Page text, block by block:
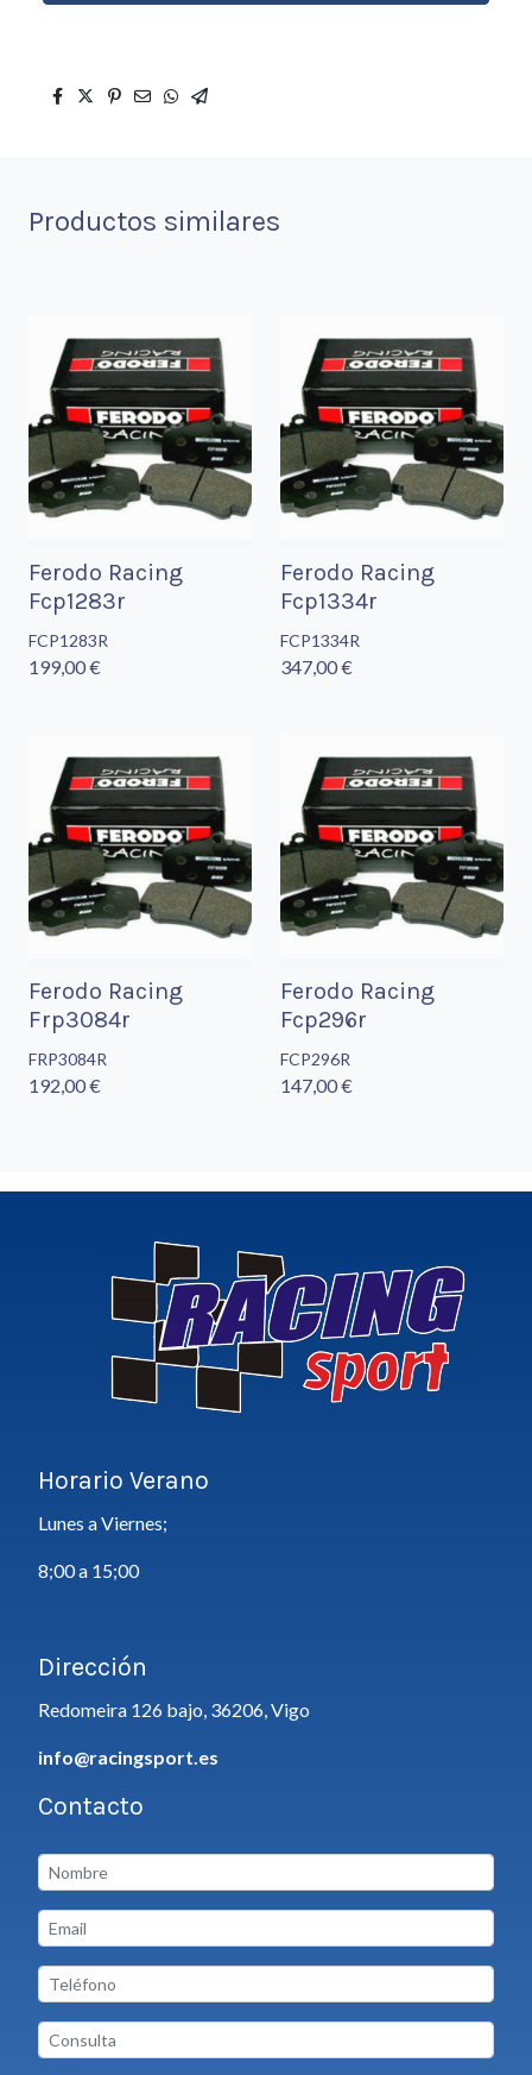
Productos similares
Ferodo Racing
Fcp1283r
FCP1283R
199,00 €
Ferodo Racing
Fcp1334r
FCP1334R
347,00 €
Ferodo Racing
Frp3084r
FRP3084R
192,00 €
Ferodo Racing
Fcp296r
FCP296R
147,00 €
Horario Verano
Lunes a Viernes;
8;00 a 15;00
Dirección
Redomeira 126 bajo, 36206, Vigo
info@racingsport.es
Contacto